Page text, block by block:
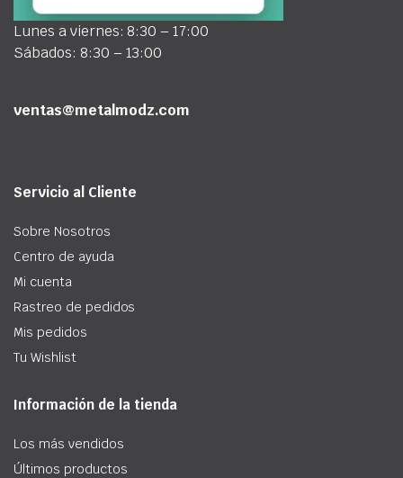
Lunes a viernes: 8:30 – 17:00
Sábados: 8:30 – 13:00
ventas@metalmodz.com
Servicio al Cliente
Sobre Nosotros
Centro de ayuda
Mi cuenta
Rastreo de pedidos
Mis pedidos
Tu Wishlist
Información de la tienda
Los más vendidos
Últimos productos